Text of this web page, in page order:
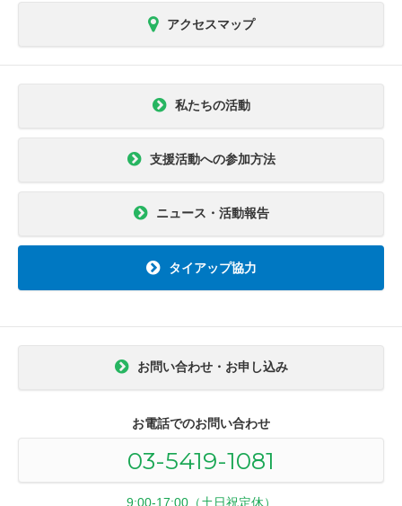
アクセスマップ
私たちの活動
支援活動への参加方法
ニュース・活動報告
タイアップ協力
お問い合わせ・お申し込み
お電話でのお問い合わせ
03-5419-1081
9:00-17:00（土日祝定休）